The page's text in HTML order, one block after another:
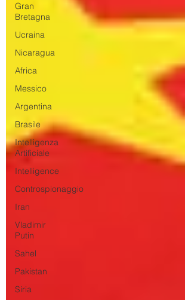
Gran
Bretagna
Ucraina
Nicaragua
Africa
Messico
Argentina
Brasile
Intelligenza
Artificiale
Intelligence
Controspionaggio
Iran
Vladimir
Putin
Sahel
Pakistan
Siria